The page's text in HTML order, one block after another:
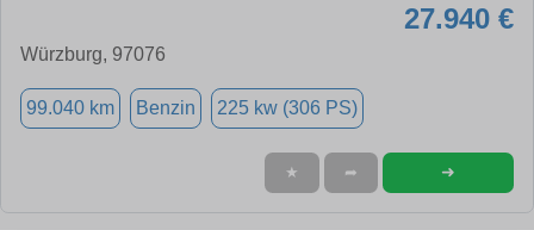
27.940 €
Würzburg, 97076
99.040 km Benzin 225 kw (306 PS)
★ ➦ ➜